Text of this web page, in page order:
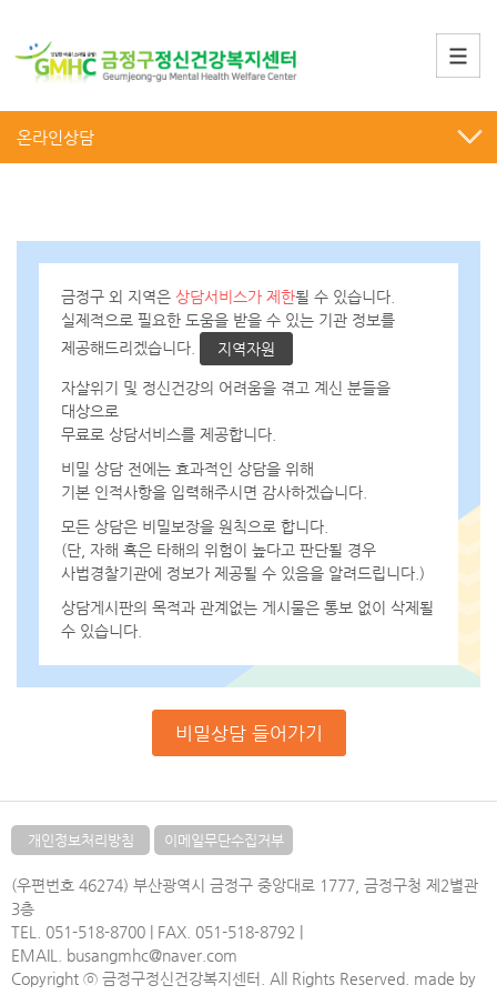
온라인상담
금정구 외 지역은 상담서비스가 제한될 수 있습니다.
실제적으로 필요한 도움을 받을 수 있는 기관 정보를
제공해드리겠습니다.
자살위기 및 정신건강의 어려움을 겪고 계신 분들을
대상으로
무료로 상담서비스를 제공합니다.
비밀 상담 전에는 효과적인 상담을 위해
기본 인적사항을 입력해주시면 감사하겠습니다.
모든 상담은 비밀보장을 원칙으로 합니다.
(단, 자해 혹은 타해의 위험이 높다고 판단될 경우
사법경찰기관에 정보가 제공될 수 있음을 알려드립니다.)
상담게시판의 목적과 관계없는 게시물은 통보 없이 삭제될
수 있습니다.
개인정보처리방침 이메일무단수집거부
(우편번호 46274) 부산광역시 금정구 중앙대로 1777, 금정구청 제2별관
3층
TEL. 051-518-8700 | FAX. 051-518-8792 |
EMAIL. busangmhc@naver.com
Copyright ⓒ 금정구정신건강복지센터. All Rights Reserved. made by